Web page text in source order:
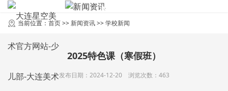
NEWS
新闻资讯
当前位置： 首页>> 新闻资讯>>学校新闻
2025特色课（寒假班）
发布日期：2024-12-20 浏览次数：463